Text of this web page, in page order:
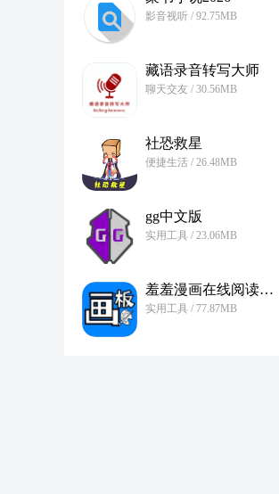
影音视听 / 92.75MB
藏语录音转写大师
聊天交友 / 30.56MB
社恐救星
便捷生活 / 26.48MB
gg中文版
实用工具 / 23.06MB
羞羞漫画在线阅读免费漫画软件
实用工具 / 77.87MB